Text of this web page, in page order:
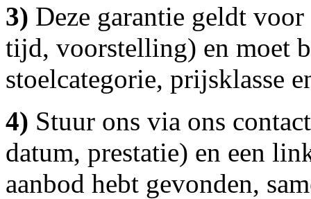
3) Deze garantie geldt
tijd, voorstelling) en moet
stoelcategorie, prijsklasse
4) Stuur ons via ons
datum, prestatie) en een
aanbod hebt gevonden,